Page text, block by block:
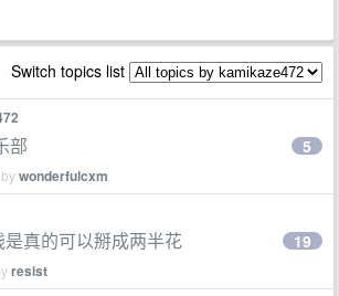
Switch topics list
部
wonderfulcxm
5
真的可以掰成两半花
resist
19